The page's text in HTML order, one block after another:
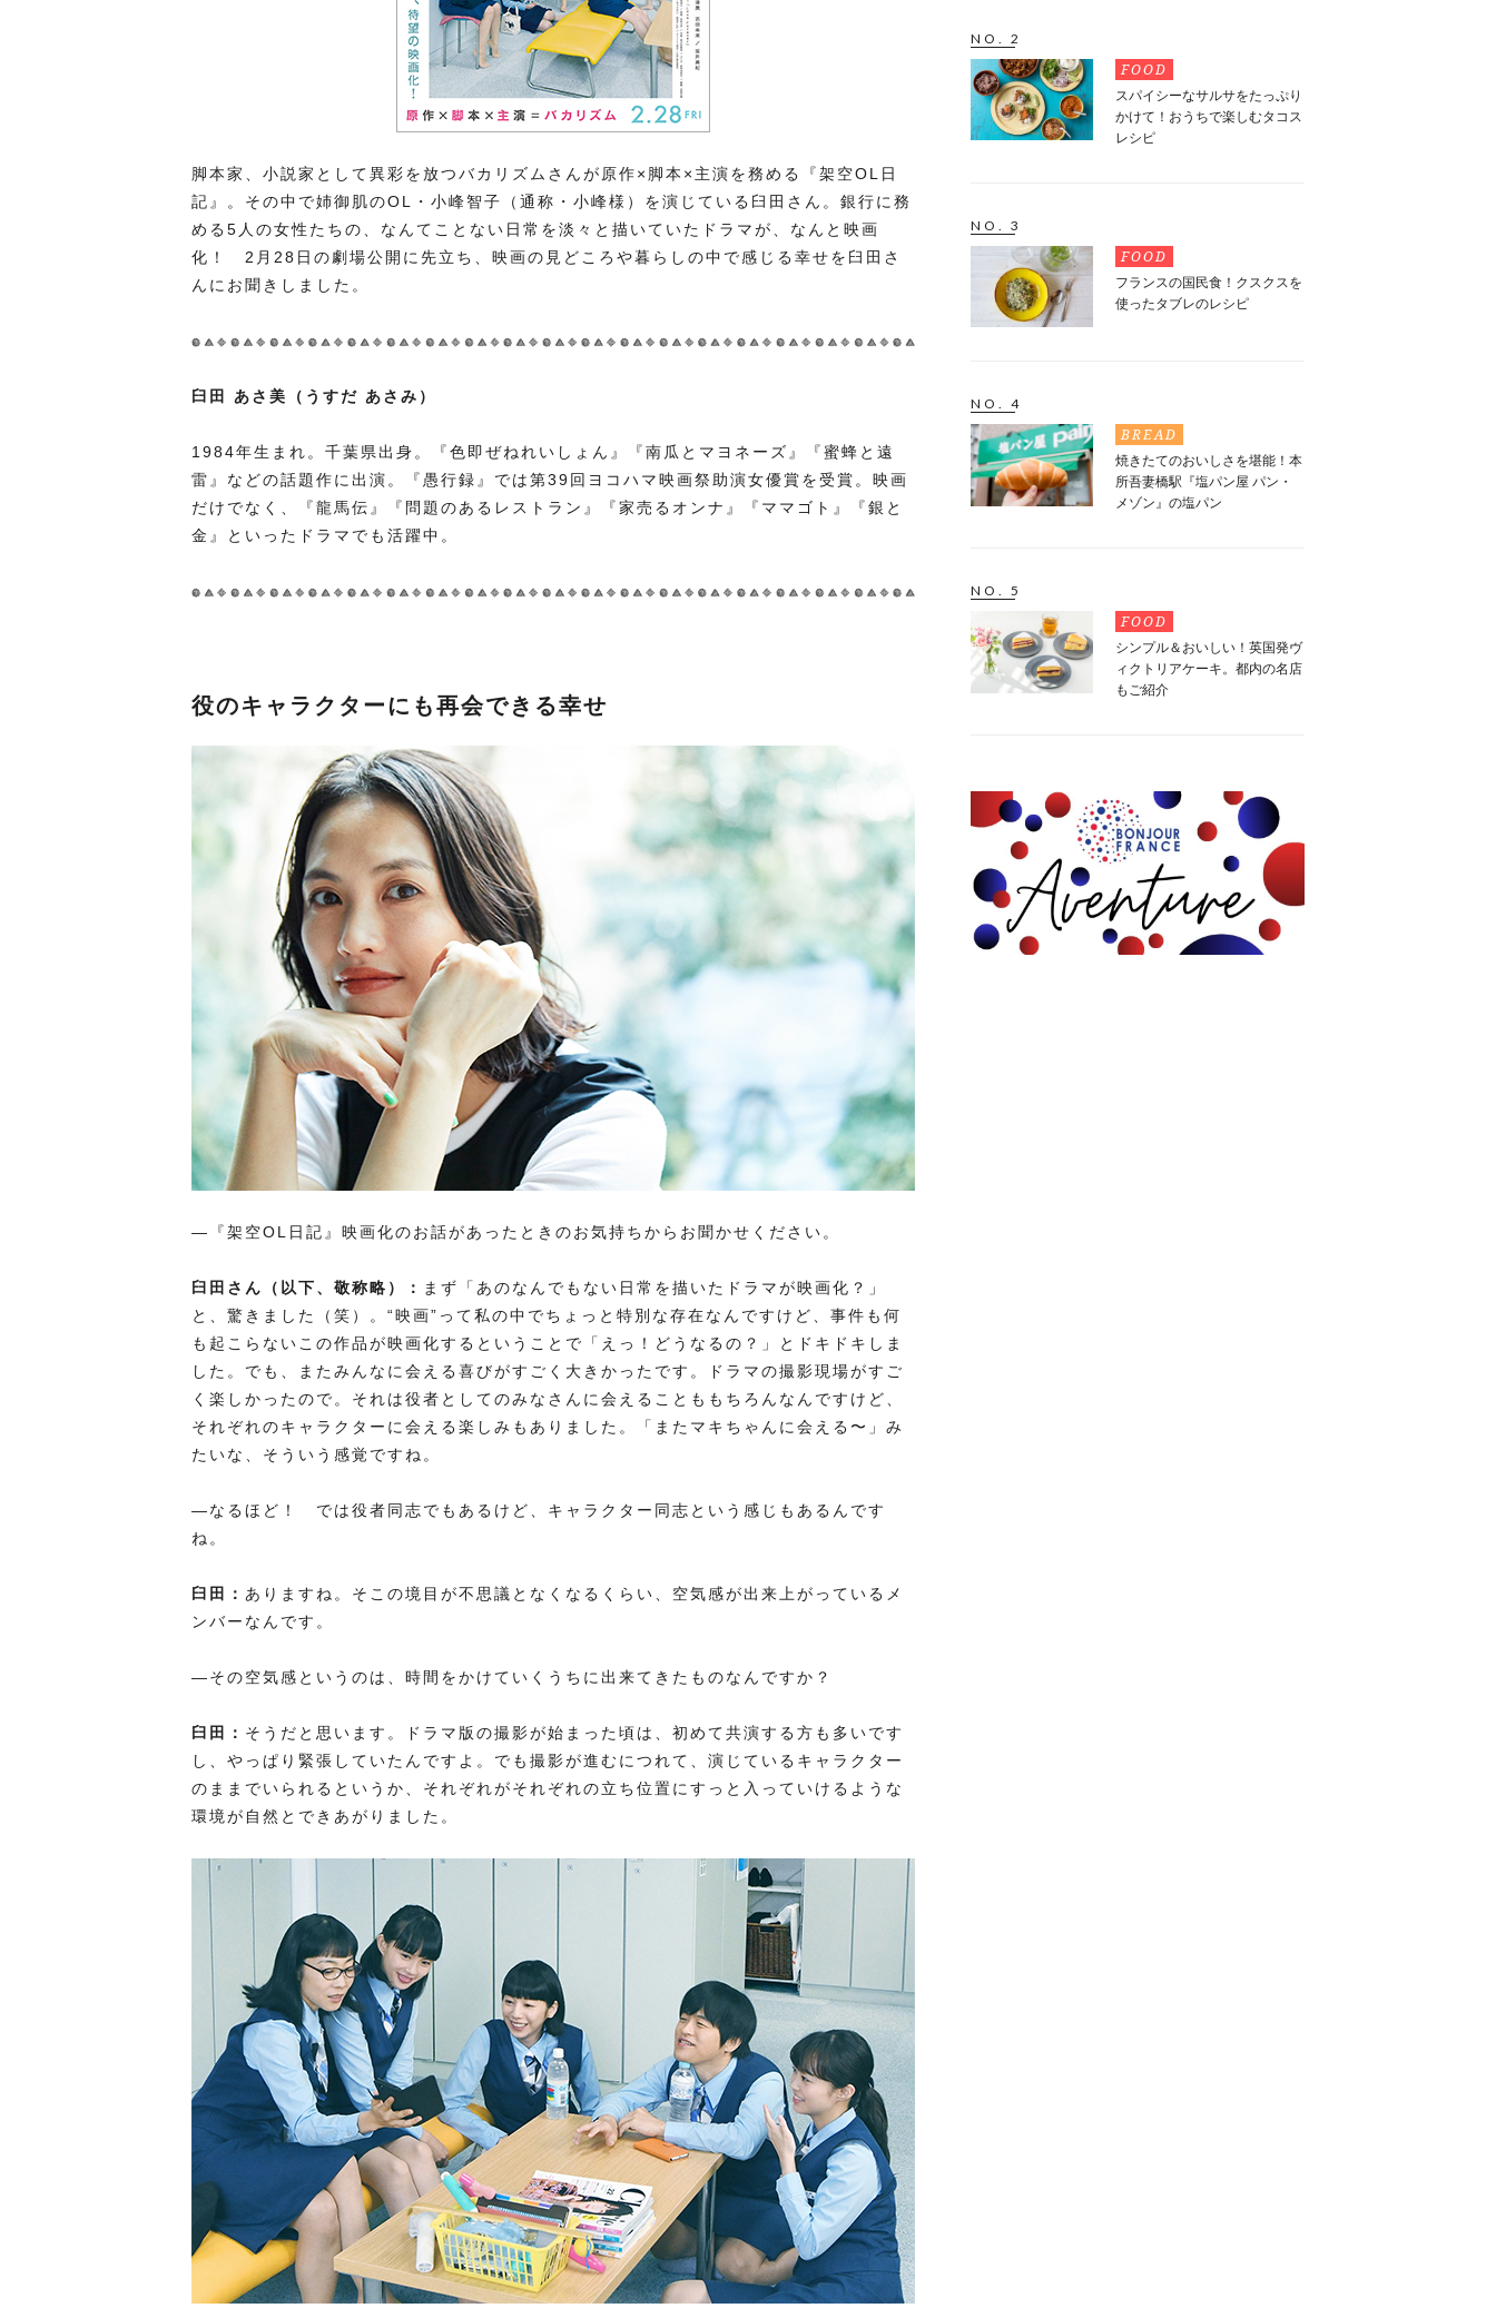
脚本家、小説家として異彩を放つバカリズムさんが原作×脚本×主演を務める『架空OL日
記』。その中で姉御肌のOL・小峰智子（通称・小峰様）を演じている臼田さん。銀行に務
める5人の女性たちの、なんてことない日常を淡々と描いていたドラマが、なんと映画
化！ 2月28日の劇場公開に先立ち、映画の見どころや暮らしの中で感じる幸せを臼田さ
んにお聞きしました。
臼田 あさ美（うすだ あさみ）
1984年生まれ。千葉県出身。『色即ぜねれいしょん』『南瓜とマヨネーズ』『蜜蜂と遠
雷』などの話題作に出演。『愚行録』では第39回ヨコハマ映画祭助演女優賞を受賞。映画
だけでなく、『龍馬伝』『問題のあるレストラン』『家売るオンナ』『ママゴト』『銀と
金』といったドラマでも活躍中。
役のキャラクターにも再会できる幸せ
―『架空OL日記』映画化のお話があったときのお気持ちからお聞かせください。
臼田さん（以下、敬称略）：
まず「あのなんでもない日常を描いたドラマが映画化？」
と、驚きました（笑）。“映画”って私の中でちょっと特別な存在なんですけど、事件も何
も起こらないこの作品が映画化するということで「えっ！どうなるの？」とドキドキしま
した。でも、またみんなに会える喜びがすごく大きかったです。ドラマの撮影現場がすご
く楽しかったので。それは役者としてのみなさんに会えることももちろんなんですけど、
それぞれのキャラクターに会える楽しみもありました。「またマキちゃんに会える〜」み
たいな、そういう感覚ですね。
―なるほど！ では役者同志でもあるけど、キャラクター同志という感じもあるんです
ね。
臼田： ありますね。そこの境目が不思議となくなるくらい、空気感が出来上がっているメ
ンバーなんです。
―その空気感というのは、時間をかけていくうちに出来てきたものなんですか？
臼田： そうだと思います。ドラマ版の撮影が始まった頃は、初めて共演する方も多いです
し、やっぱり緊張していたんですよ。でも撮影が進むにつれて、演じているキャラクター
のままでいられるというか、それぞれがそれぞれの立ち位置にすっと入っていけるような
環境が自然とできあがりました。
NO. 2
FOOD
スパイシーなサルサをたっぷり
かけて！おうちで楽しむタコス
レシピ
NO. 3
FOOD
フランスの国民食！クスクスを
使ったタブレのレシピ
NO. 4
BREAD
焼きたてのおいしさを堪能！本
所吾妻橋駅『塩パン屋 パン・
メゾン』の塩パン
NO. 5
FOOD
シンプル＆おいしい！英国発ヴ
ィクトリアケーキ。都内の名店
もご紹介